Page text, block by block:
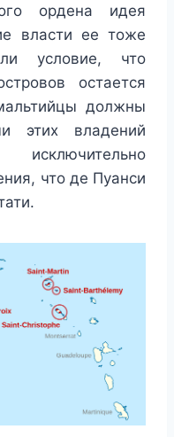
ордена идея
власти ее тоже
условие, что
остается
должны
этих владений
что де Пуанси